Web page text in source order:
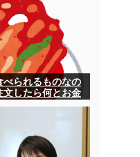
べられるものなの
文したら何とお金